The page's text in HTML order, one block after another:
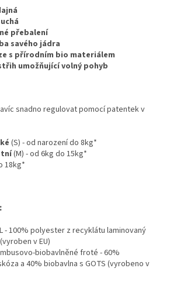
přebalení
savého jádra
s přírodním bio materiálem
umožňující volný pohyb
snadno regulovat pomocí patentek v
(S) - od narození do 8kg*
(M) - od 6kg do 15kg*
18kg*
- 100% polyester z recyklátu laminovaný
v EU)
biobavlněné froté - 60%
a 40% biobavlna s GOTS (vyrobeno v